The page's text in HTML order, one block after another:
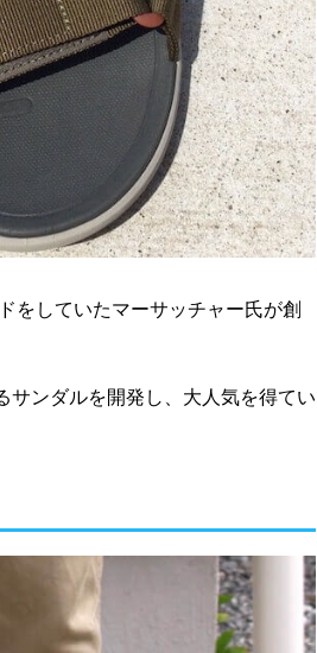
をしていたマーサッチャー氏が創
サンダルを開発し、大人気を得てい